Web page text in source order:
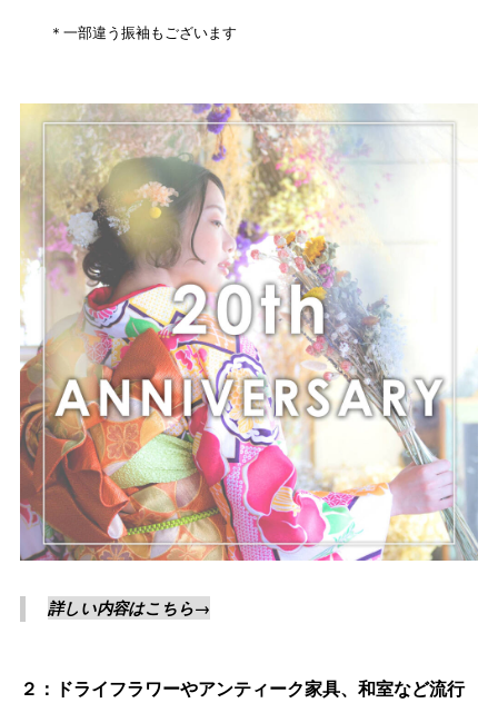
＊一部違う振袖もございます
詳しい内容はこちら→
２：ドライフラワーやアンティーク家具、和室など流行